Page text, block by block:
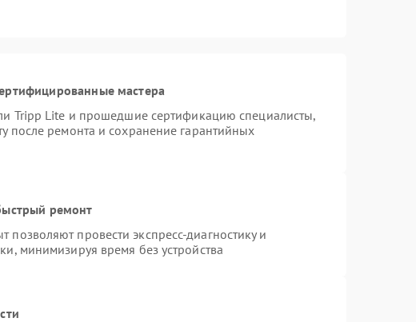
мастера
Tripp Lite и прошедшие сертификацию специалисты,
после ремонта и сохранение гарантийных
ремонт
провести экспресс-диагностику и
минимизируя время без устройства